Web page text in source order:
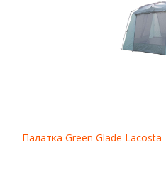
Палатка Green Glade Lacosta